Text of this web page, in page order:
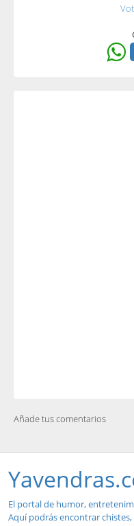
Añade tus comentarios
El portal de humor,
Aquí podrás encontrar